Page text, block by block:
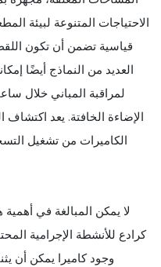
الاحتياجات المتنوعة لبيئة
قياسية تضمن أن تكون
العديد من النماذج أيضًا
لمراقبة المباني خلال
الإضاءة الخافتة. يعد
الكاميرات من تشغيل
لا يمكن المبالغة في
كرادع للأنشطة الإجرامية
وجود كاميرا يمكن أن